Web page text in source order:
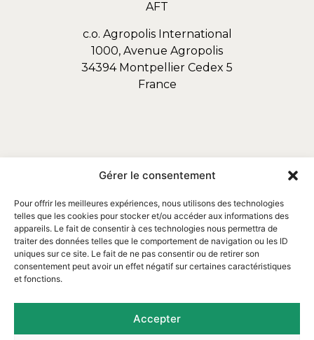
Gérer le consentement
Pour offrir les meilleures expériences, nous utilisons des technologies
telles que les cookies pour stocker et/ou accéder aux informations des
appareils. Le fait de consentir à ces technologies nous permettra de
traiter des données telles que le comportement de navigation ou les ID
uniques sur ce site. Le fait de ne pas consentir ou de retirer son
consentement peut avoir un effet négatif sur certaines caractéristiques
et fonctions.
Accepter
Email : contact@assofortrop.fr​
AFT
c.o. Agropolis International
1000, Avenue Agropolis
34394 Montpellier Cedex 5
France